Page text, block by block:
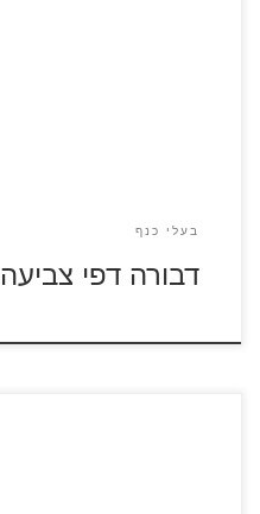
בעלי כנף
דבורה דפי צביעה